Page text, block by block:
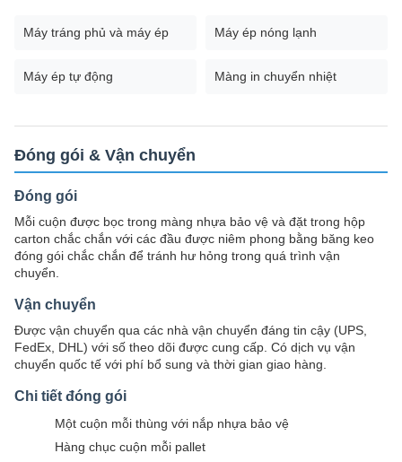
Máy tráng phủ và máy ép Máy ép nóng lạnh
Máy ép tự động Màng in chuyển nhiệt
Đóng gói & Vận chuyển
Đóng gói
Mỗi cuộn được bọc trong màng nhựa bảo vệ và đặt trong hộp
carton chắc chắn với các đầu được niêm phong bằng băng keo
đóng gói chắc chắn để tránh hư hỏng trong quá trình vận
chuyển.
Vận chuyển
Được vận chuyển qua các nhà vận chuyển đáng tin cậy (UPS,
FedEx, DHL) với số theo dõi được cung cấp. Có dịch vụ vận
chuyển quốc tế với phí bổ sung và thời gian giao hàng.
Chi tiết đóng gói
Một cuộn mỗi thùng với nắp nhựa bảo vệ
Hàng chục cuộn mỗi pallet